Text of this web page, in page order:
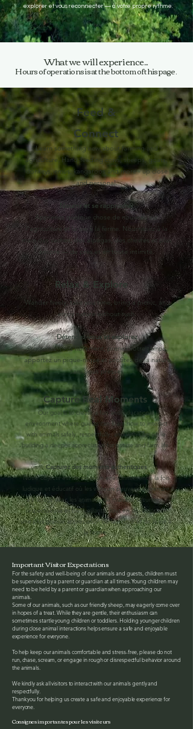
explorer et vous reconnecter — à votre propre rythme.
What we will experience...
Hours of operations is at the bottom of this page.
Feed &
Connect
Learn something new about farming and
agriculture. Hand-feeding cows, sheeps, goats,
donkeys, emus, kangaroos and more - up close
and personal.
Nourrir et se rapprocher
Apprenez quelque chose de nouveau sur
l’agriculture et la vie à la ferme. Nourrissez à la
main des vaches, des alpagas, des chèvres et plus
encore — de près et en toute intimité.
Relax & Explore
Wander freely, take you time, bring a picnic, and
enjoy nature without rush.
Détendez-vous et explorez
Promenez-vous librement, prenez votre temps,
apportez un pique-nique et profitez de la nature
sans vous presser.
Capture Real Moments
Our goal is to create a fun and educational
environment where guests can learn how to interact
with animals safely, respectfully, and with care while
building a deeper appreciation for nature and farm life.
Capturez des moments authentiques
​Notre objectif est de créer un environnement à la fois
ludique et éducatif où les visiteurs peuvent apprendre
à interagir avec les animaux de manière sécuritaire,
respectueuse et bienveillante, tout en développant
une plus grande appréciation de la nature et de la vie à
la ferme.
Important Visitor Expectations
For the safety and well-being of our animals and guests, children must
be supervised by a parent or guardian at all times. Young children may
need to be held by a parent or guardian when approaching our
animals.
Some of our animals, such as our friendly sheep, may eagerly come over
in hopes of a treat. While they are gentle, their enthusiasm can
sometimes startle young children or toddlers. Holding younger children
during close animal interactions helps ensure a safe and enjoyable
experience for everyone.
To help keep our animals comfortable and stress-free, please do not
run, chase, scream, or engage in rough or disrespectful behavior around
the animals.
We kindly ask all visitors to interact with our animals gently and
respectfully.
Thank you for helping us create a safe and enjoyable experience for
everyone.
Consignes importantes pour les visiteurs